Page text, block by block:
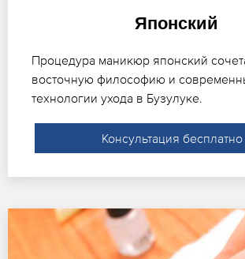
Японский
Процедура маникюр японский
восточную философию и
технологии ухода в Бузулуке.
Консультация бесплатно